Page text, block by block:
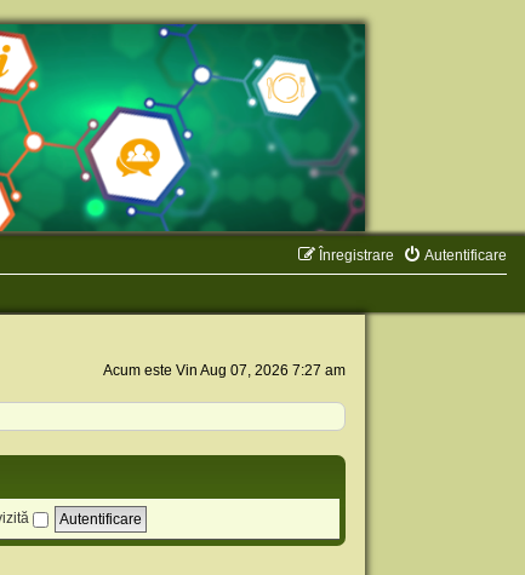
Autentificare
Înregistrare
Acum este Vin Aug 07, 2026 7:27 am